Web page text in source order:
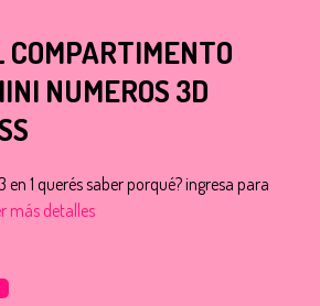
COMPARTIMENTO
NUMEROS 3D
en 1 querés saber porqué? ingresa para
más detalles